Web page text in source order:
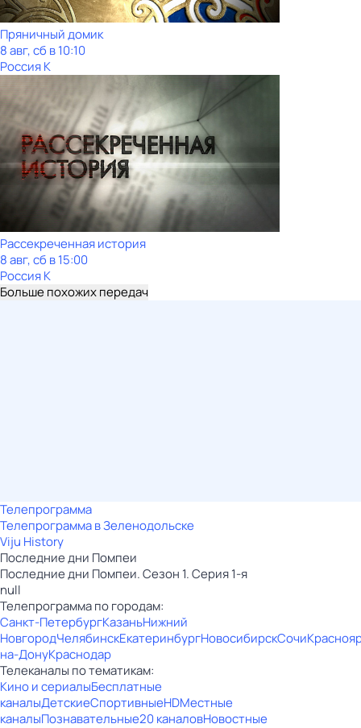
Пряничный домик
8 авг, сб в 10:10
Россия К
Рассекреченная история
8 авг, сб в 15:00
Россия К
Больше похожих передач
Телепрограмма
Телепрограмма в Зеленодольске
Viju History
Последние дни Помпеи
Последние дни Помпеи. Сезон 1. Серия 1-я
null
Телепрограмма по городам:
Санкт-ПетербургКазаньНижний
НовгородЧелябинскЕкатеринбургНовосибирскСочи
на-ДонуКраснодар
Телеканалы по тематикам:
Кино и сериалыБесплатные
каналыДетскиеСпортивныеHDМестные
каналыПознавательные20 каналовНовостные